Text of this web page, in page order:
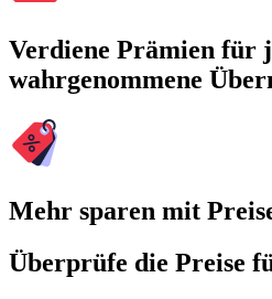
Verdiene Prämien für
wahrgenommene
Mehr sparen mit
Überprüfe die Preise